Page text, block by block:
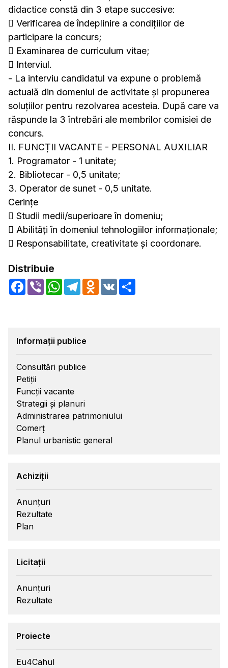
didactice constă din 3 etape succesive:
 Verificarea de îndeplinire a condițiilor de
participare la concurs;
 Examinarea de curriculum vitae;
 Interviul.
- La interviu candidatul va expune o problemă
actuală din domeniul de activitate și propunerea
soluțiilor pentru rezolvarea acesteia. După care va
răspunde la 3 întrebări ale membrilor comisiei de
concurs.
II. FUNCȚII VACANTE - PERSONAL AUXILIAR
1. Programator - 1 unitate;
2. Bibliotecar - 0,5 unitate;
3. Operator de sunet - 0,5 unitate.
Cerințe
 Studii medii/superioare în domeniu;
 Abilități în domeniul tehnologiilor informaționale;
 Responsabilitate, creativitate și coordonare.
Distribuie
Facebook
Viber WhatsApp
TelegramOdnoklassniki
VK
Informații publice
Consultări publice
Petiții
Funcții vacante
Strategii și planuri
Administrarea patrimoniului
Comerț
Planul urbanistic general
Achiziții
Anunțuri
Rezultate
Plan
Licitații
Anunțuri
Rezultate
Proiecte
Eu4Cahul